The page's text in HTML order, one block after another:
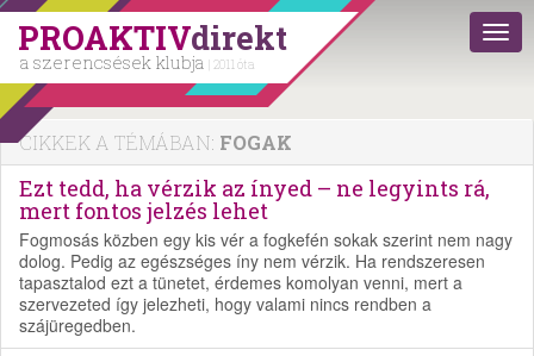
PROAKTIVdirekt
a szerencsések klubja | 2011 óta
CIKKEK A TÉMÁBAN: FOGAK
Ezt tedd, ha vérzik az ínyed – ne legyints rá,
mert fontos jelzés lehet
Fogmosás közben egy kis vér a fogkefén sokak szerint nem nagy
dolog. Pedig az egészséges íny nem vérzik. Ha rendszeresen
tapasztalod ezt a tünetet, érdemes komolyan venni, mert a
szervezeted így jelezheti, hogy valami nincs rendben a
szájüregedben.